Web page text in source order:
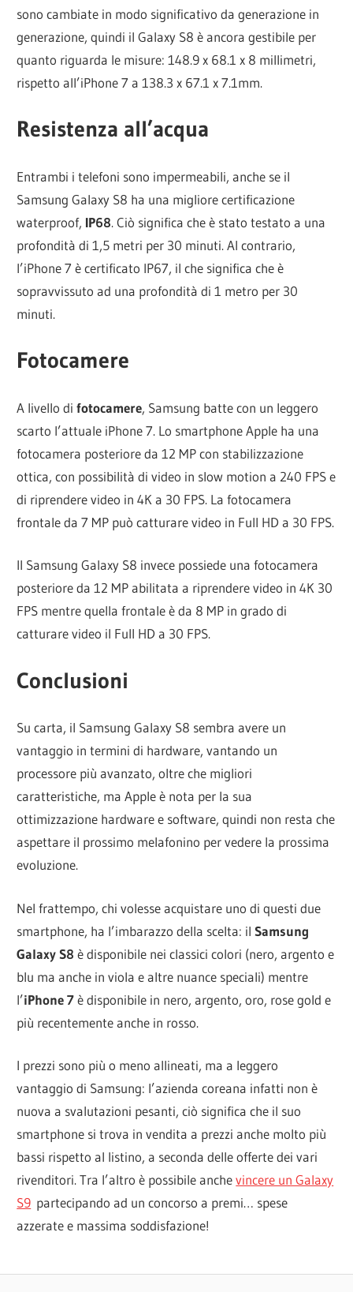
sono cambiate in modo significativo da generazione in
generazione, quindi il Galaxy S8 è ancora gestibile per
quanto riguarda le misure: 148.9 x 68.1 x 8 millimetri,
rispetto all’iPhone 7 a 138.3 x 67.1 x 7.1mm.
Resistenza all’acqua
Entrambi i telefoni sono impermeabili, anche se il
Samsung Galaxy S8 ha una migliore certificazione
waterproof, IP68. Ciò significa che è stato testato a una
profondità di 1,5 metri per 30 minuti. Al contrario,
l’iPhone 7 è certificato IP67, il che significa che è
sopravvissuto ad una profondità di 1 metro per 30
minuti.
Fotocamere
A livello difotocamere, Samsung batte con un leggero
scarto l’attuale iPhone 7. Lo smartphone Apple ha una
fotocamera posteriore da 12 MP con stabilizzazione
ottica, con possibilità di video in slow motion a 240 FPS e
di riprendere video in 4K a 30 FPS. La fotocamera
frontale da 7 MP può catturare video in Full HD a 30 FPS.
Il Samsung Galaxy S8 invece possiede una fotocamera
posteriore da 12 MP abilitata a riprendere video in 4K 30
FPS mentre quella frontale è da 8 MP in grado di
catturare video il Full HD a 30 FPS.
Conclusioni
Su carta, il Samsung Galaxy S8 sembra avere un
vantaggio in termini di hardware, vantando un
processore più avanzato, oltre che migliori
caratteristiche, ma Apple è nota per la sua
ottimizzazione hardware e software, quindi non resta che
aspettare il prossimo melafonino per vedere la prossima
evoluzione.
Nel frattempo, chi volesse acquistare uno di questi due
smartphone, ha l’imbarazzo della scelta: ilSamsung
Galaxy S8 è disponibile nei classici colori (nero, argento e
blu ma anche in viola e altre nuance speciali) mentre
l’iPhone 7è disponibile in nero, argento, oro, rose gold e
più recentemente anche in rosso.
I prezzi sono più o meno allineati, ma a leggero
vantaggio di Samsung: l’azienda coreana infatti non è
nuova a svalutazioni pesanti, ciò significa che il suo
smartphone si trova in vendita a prezzi anche molto più
bassi rispetto al listino, a seconda delle offerte dei vari
rivenditori. Tra l’altro è possibile anchevincere un Galaxy
S9 partecipando ad un concorso a premi… spese
azzerate e massima soddisfazione!